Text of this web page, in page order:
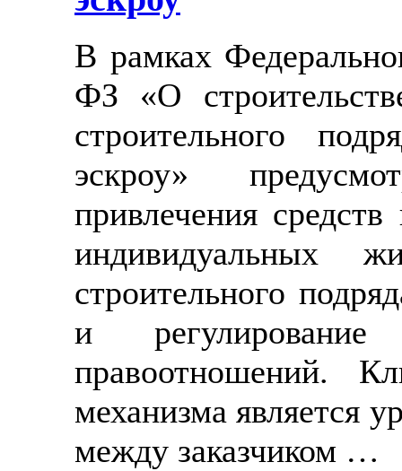
В рамках
ФЗ «О
строительного
эскроу»
привлечения
индивидуальных
строительного
и
правоотношений.
механизма является
между заказчиком …